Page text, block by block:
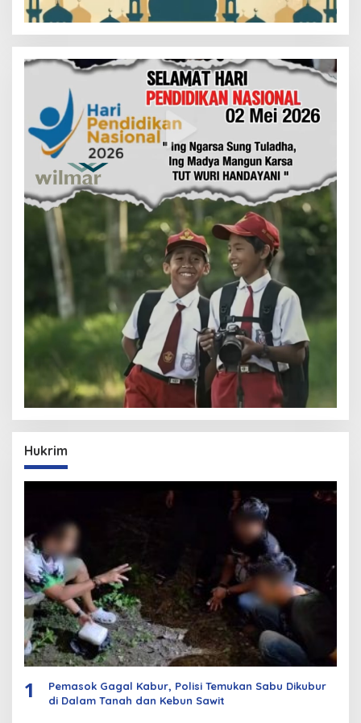
Hukrim
1
Pemasok Gagal Kabur, Polisi Temukan Sabu Dikubur
di Dalam Tanah dan Kebun Sawit